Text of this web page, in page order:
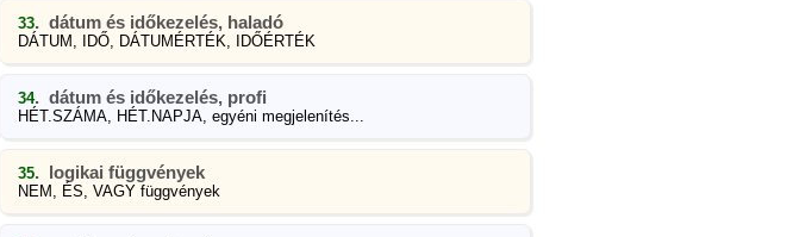
33. dátum és időkezelés, haladó
DÁTUM, IDŐ, DÁTUMÉRTÉK, IDŐÉRTÉK
34. dátum és időkezelés, profi
HÉT.SZÁMA, HÉT.NAPJA, egyéni megjelenítés...
35. logikai függvények
NEM, ÉS, VAGY függvények